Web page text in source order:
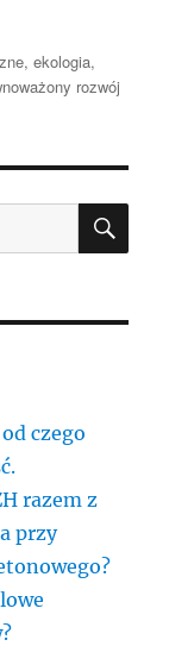
,ekologia,
rozwój
czego
razem z
przy